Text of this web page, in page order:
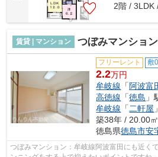
2階 / 3LDK
賃貸 | マンション つぼみマンション
フリーレント 敷0
2.2万円
牟岐線 「 阿波富
高徳線 「徳島 」
牟岐線 「 二軒屋
築38年 / 20.00㎡
徳島県徳島市安
つぼみマンション：牟岐線阿波富田にも近く